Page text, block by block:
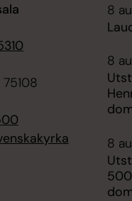
75108
8
8
8